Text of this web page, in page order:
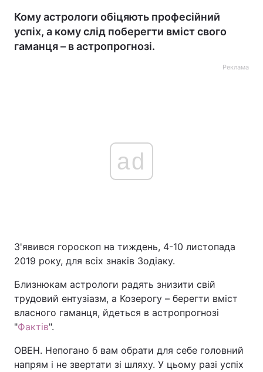
Кому астрологи обіцяють професійний
успіх, а кому слід поберегти вміст свого
гаманця – в астропрогнозі.
Реклама
ad
З'явився гороскоп на тиждень, 4-10 листопада
2019 року, для всіх знаків Зодіаку.
Близнюкам астрологи радять знизити свій
трудовий ентузіазм, а Козерогу – берегти вміст
власного гаманця, йдеться в астропрогнозі
"Фактів".
ОВЕН. Непогано б вам обрати для себе головний
напрям і не звертати зі шляху. У цьому разі успіх